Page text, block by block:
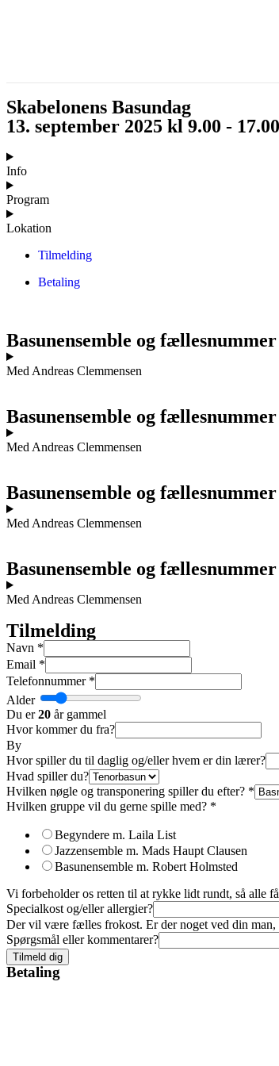
Skabelonens Basundag
13. september 2025 kl 9.00 - 17.00
Info
Program
Lokation
Tilmelding
Betaling
Basunensemble og fællesnummer
Med Andreas Clemmensen
Basunensemble og fællesnummer
Med Andreas Clemmensen
Basunensemble og fællesnummer
Med Andreas Clemmensen
Basunensemble og fællesnummer
Med Andreas Clemmensen
Tilmelding
Navn *
Email *
Telefonnummer *
Alder
Du er20 år gammel
Hvor kommer du fra?
By
Hvor spiller du til daglig og/eller hvem er din lærer?
Hvad spiller du?
Hvilken nøgle og transponering spiller du efter? *
Hvilken gruppe vil du gerne spille med? *
Begyndere m. Laila List
Jazzensemble m. Mads Haupt Clausen
Basunensemble m. Robert Holmsted
Vi forbeholder os retten til at rykke lidt rundt, så alle
Specialkost og/eller allergier?
Der vil være fælles frokost. Er der noget ved din
Spørgsmål eller kommentarer?
Tilmeld dig
Betaling